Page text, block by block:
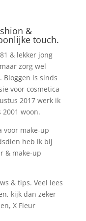
&
touch.
& lekker jong
zorg wel
is sinds
voor cosmetica
2017 werk ik
woon.
voor make-up
heb ik bij
& make-up
& tips. Veel lees
kijk dan zeker
X Fleur